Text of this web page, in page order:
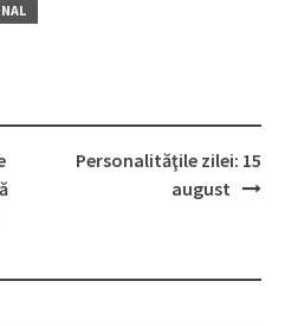
Personalităţile zilei: 15
august